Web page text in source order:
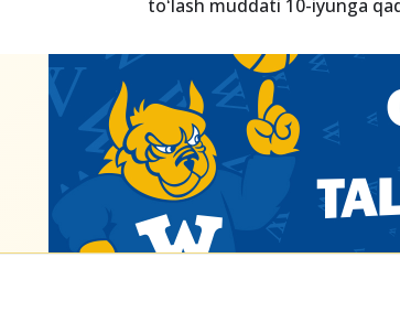
soniyada bilib oling!
Bazaviy va tabaqalashtirilgan
toʻlash muddati 10-iyunga